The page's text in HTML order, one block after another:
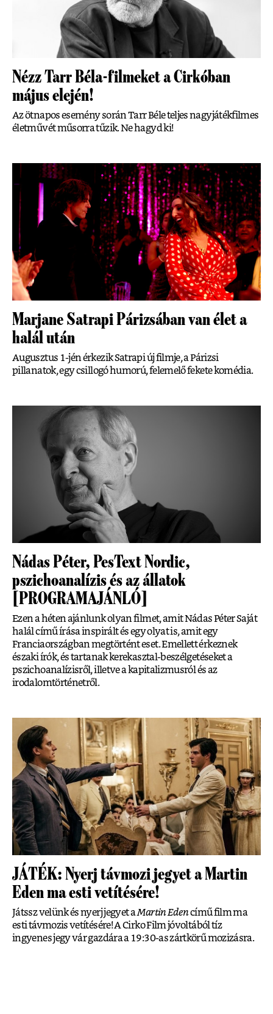
Nézz Tarr Béla-filmeket a Cirkóban
május elején!
Az ötnapos esemény során Tarr Béle teljes nagyjátékfilmes
életművét műsorra tűzik. Ne hagyd ki!
Marjane Satrapi Párizsában van élet a
halál után
Augusztus 1-jén érkezik Satrapi új filmje, a Párizsi
pillanatok, egy csillogó humorú, felemelő fekete komédia.
Nádas Péter, PesText Nordic,
pszichoanalízis és az állatok
[PROGRAMAJÁNLÓ]
Ezen a héten ajánlunk olyan filmet, amit Nádas Péter Saját
halál című írása inspirált és egy olyat is, amit egy
Franciaországban megtörtént eset. Emellett érkeznek
északi írók, és tartanak kerekasztal-beszélgetéseket a
pszichoanalízisről, illetve a kapitalizmusról és az
irodalomtörténetről.
JÁTÉK: Nyerj távmozi jegyet a Martin
Eden ma esti vetítésére!
Játssz velünk és nyerj jegyet aMartin Edencímű film ma
esti távmozis vetítésére! A Cirko Film jóvoltából tíz
ingyenes jegy vár gazdára a 19:30-as zártkörű mozizásra.